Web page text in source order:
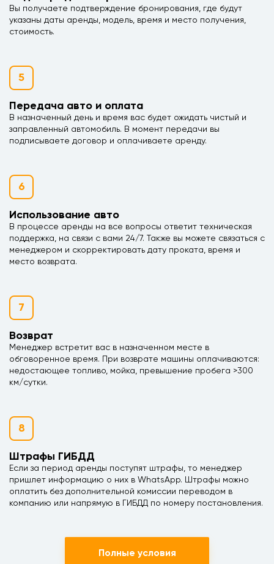
Вы получаете подтверждение бронирования, где будут
указаны даты аренды, модель, время и место получения,
стоимость.
5
Передача авто и оплата
В назначенный день и время вас будет ожидать чистый и
заправленный автомобиль. В момент передачи вы
подписываете договор и оплачиваете аренду.
6
Использование авто
В процессе аренды на все вопросы ответит техническая
поддержка, на связи с вами 24/7. Также вы можете связаться с
менеджером и скорректировать дату проката, время и
место возврата.
7
Возврат
Менеджер встретит вас в назначенном месте в
обговоренное время. При возврате машины оплачиваются:
недостающее топливо, мойка, превышение пробега >300
км/сутки.
8
Штрафы ГИБДД
Если за период аренды поступят штрафы, то менеджер
пришлет информацию о них в WhatsApp. Штрафы можно
оплатить без дополнительной комиссии переводом в
компанию или напрямую в ГИБДД по номеру постановления.
Полные условия